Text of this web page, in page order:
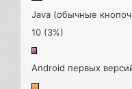
Java (обычные
10 (3%)
Android первых